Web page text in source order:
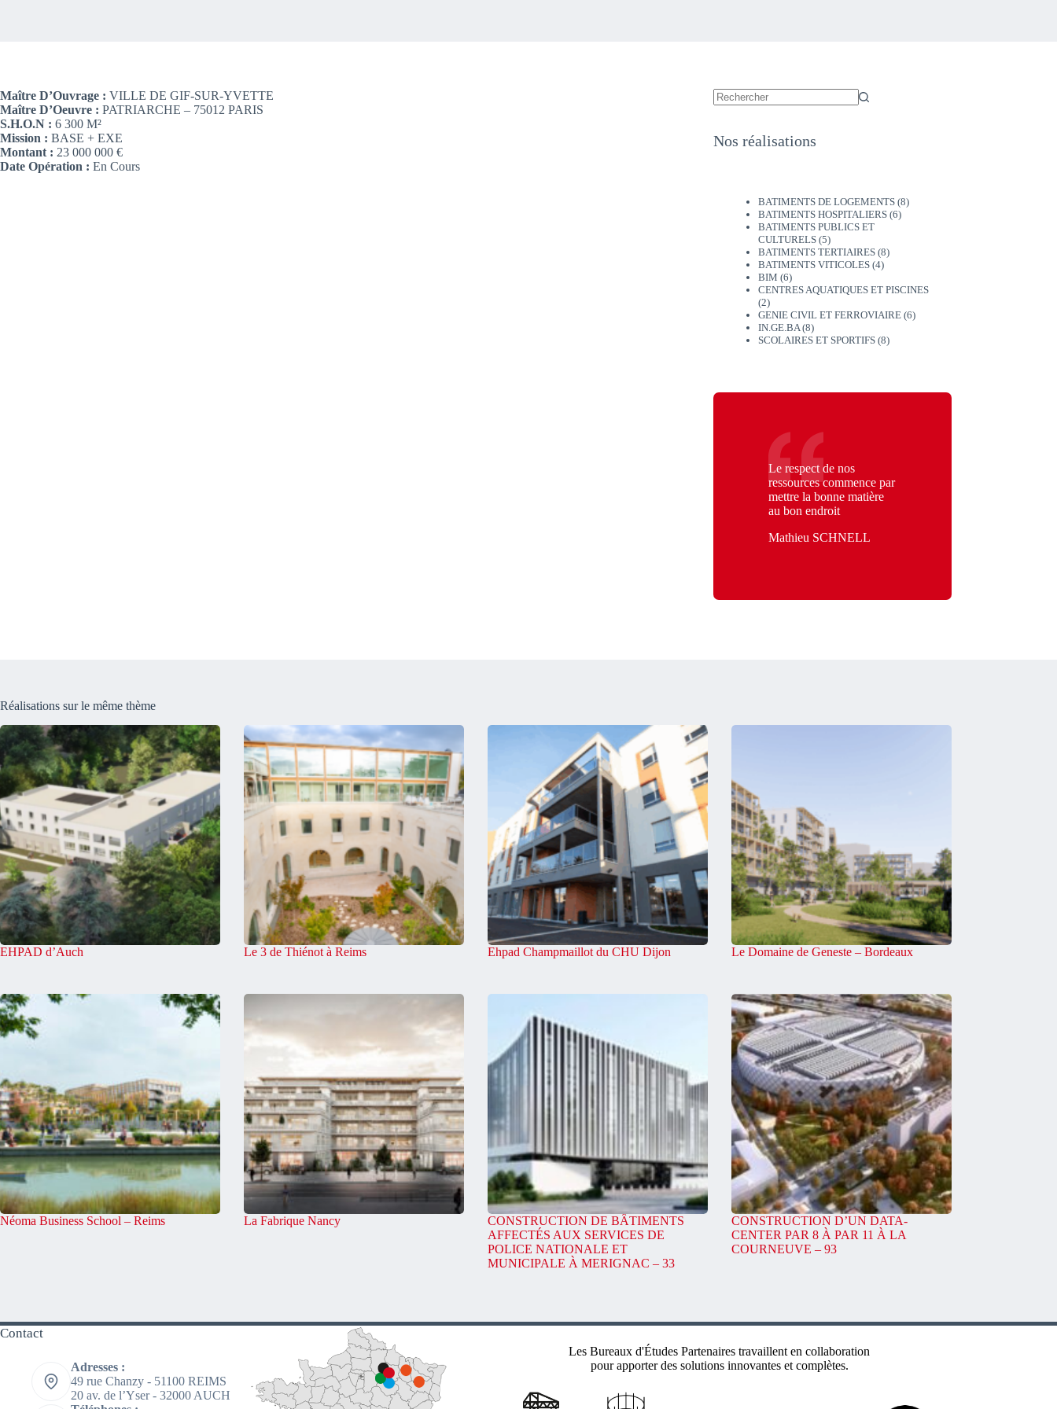
Maître D’Ouvrage : VILLE DE GIF-SUR-YVETTE
Maître D’Oeuvre : PATRIARCHE – 75012 PARIS
S.H.O.N : 6 300 M²
Mission : BASE + EXE
Montant : 23 000 000 €
Date Opération : En Cours
Nos réalisations
BATIMENTS DE LOGEMENTS(8)
BATIMENTS HOSPITALIERS(6)
BATIMENTS PUBLICS ET
CULTURELS(5)
BATIMENTS TERTIAIRES(8)
BATIMENTS VITICOLES(4)
BIM (6)
CENTRES AQUATIQUES ET PISCINES
(2)
GENIE CIVIL ET FERROVIAIRE(6)
IN.GE.BA(8)
SCOLAIRES ET SPORTIFS(8)
Le respect de nos
ressources commence par
mettre la bonne matière
au bon endroit
Mathieu SCHNELL
Réalisations sur le même thème
EHPAD d’Auch Le 3 de Thiénot à Reims Ehpad Champmaillot du CHU Dijon Le Domaine de Geneste – Bordeaux
Néoma Business School – Reims La Fabrique Nancy
CONSTRUCTION DE BÂTIMENTS
AFFECTÉS AUX SERVICES DE
POLICE NATIONALE ET
MUNICIPALE À MERIGNAC – 33
CONSTRUCTION D’UN DATA-
CENTER PAR 8 À PAR 11 À LA
COURNEUVE – 93
Contact
Adresses :
49 rue Chanzy - 51100 REIMS
20 av. de l’Yser - 32000 AUCH
Les Bureaux d'Études Partenaires travaillent en collaboration
pour apporter des solutions innovantes et complètes.